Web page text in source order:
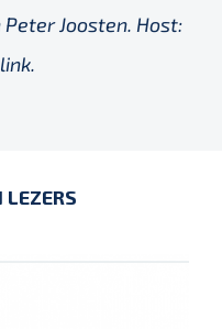
Joosten. Host: